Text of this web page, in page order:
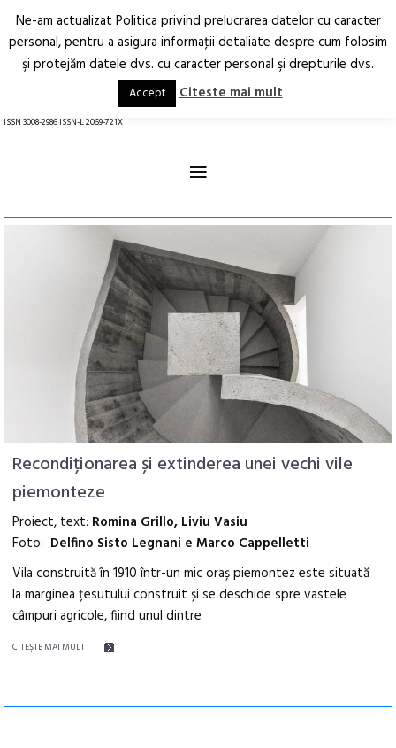
Arhitectură.
Oraș.
RO EN
ISSN 3008-2986 ISSN-L 2069-721X
≡
Recondiționarea și extinderea unei vechi vile
piemonteze
Proiect, text: Romina Grillo, Liviu Vasiu
Foto: Delfino Sisto Legnani e Marco Cappelletti
Vila construită în 1910 într-un mic oraș piemontez este situată
la marginea țesutului construit și se deschide spre vastele
câmpuri agricole, fiind unul dintre
CITEŞTE MAI MULT
Ne-am actualizat Politica privind prelucrarea datelor cu caracter
personal, pentru a asigura informaţii detaliate despre cum folosim
şi protejăm datele dvs. cu caracter personal şi drepturile dvs.
Accept Citeste mai mult